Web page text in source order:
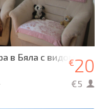
в Бяла с видом на
€20
€5